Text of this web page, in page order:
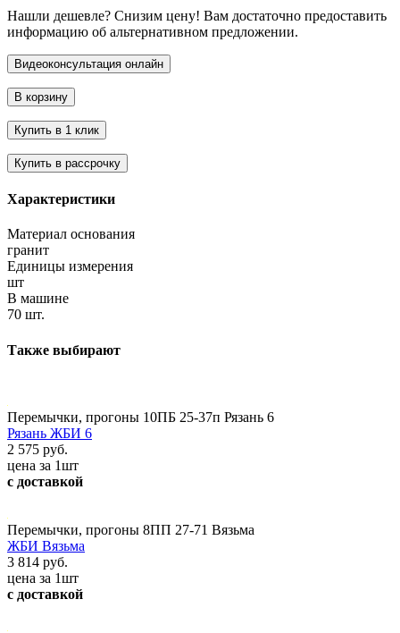
Нашли дешевле? Снизим цену! Вам достаточно предоставить
информацию об альтернативном предложении.
Характеристики
Материал основания
гранит
Единицы измерения
шт
В машине
70 шт.
Также выбирают
Перемычки, прогоны 10ПБ 25-37п Рязань 6
Рязань ЖБИ 6
2 575 руб.
цена за 1шт
с доставкой
Перемычки, прогоны 8ПП 27-71 Вязьма
ЖБИ Вязьма
3 814 руб.
цена за 1шт
с доставкой